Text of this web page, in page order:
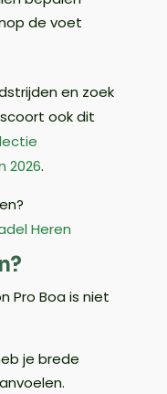
de voet
en zoek
ook dit
2026.
Heren
Pro Boa is niet
je brede